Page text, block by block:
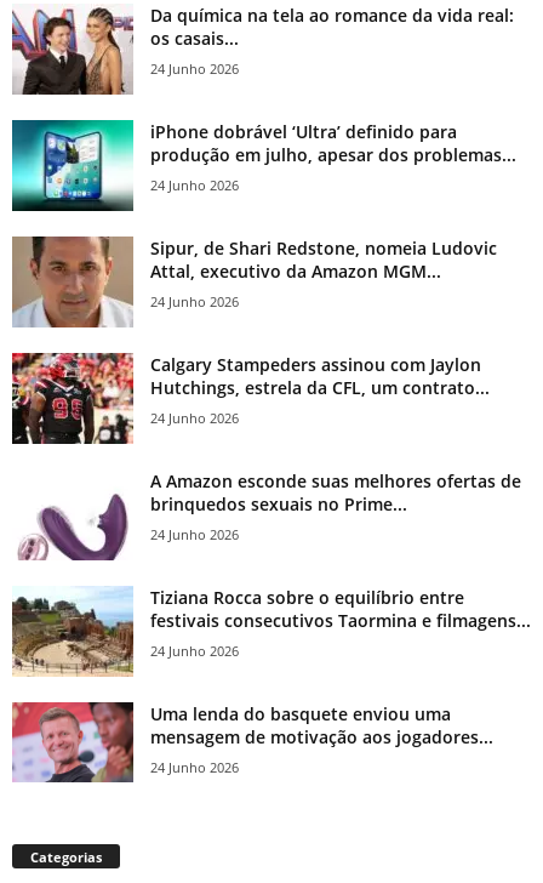
Da química na tela ao romance da vida real:
os casais...
24 Junho 2026
iPhone dobrável ‘Ultra’ definido para
produção em julho, apesar dos problemas...
24 Junho 2026
Sipur, de Shari Redstone, nomeia Ludovic
Attal, executivo da Amazon MGM...
24 Junho 2026
Calgary Stampeders assinou com Jaylon
Hutchings, estrela da CFL, um contrato...
24 Junho 2026
A Amazon esconde suas melhores ofertas de
brinquedos sexuais no Prime...
24 Junho 2026
Tiziana Rocca sobre o equilíbrio entre
festivais consecutivos Taormina e filmagens...
24 Junho 2026
Uma lenda do basquete enviou uma
mensagem de motivação aos jogadores...
24 Junho 2026
Categorias